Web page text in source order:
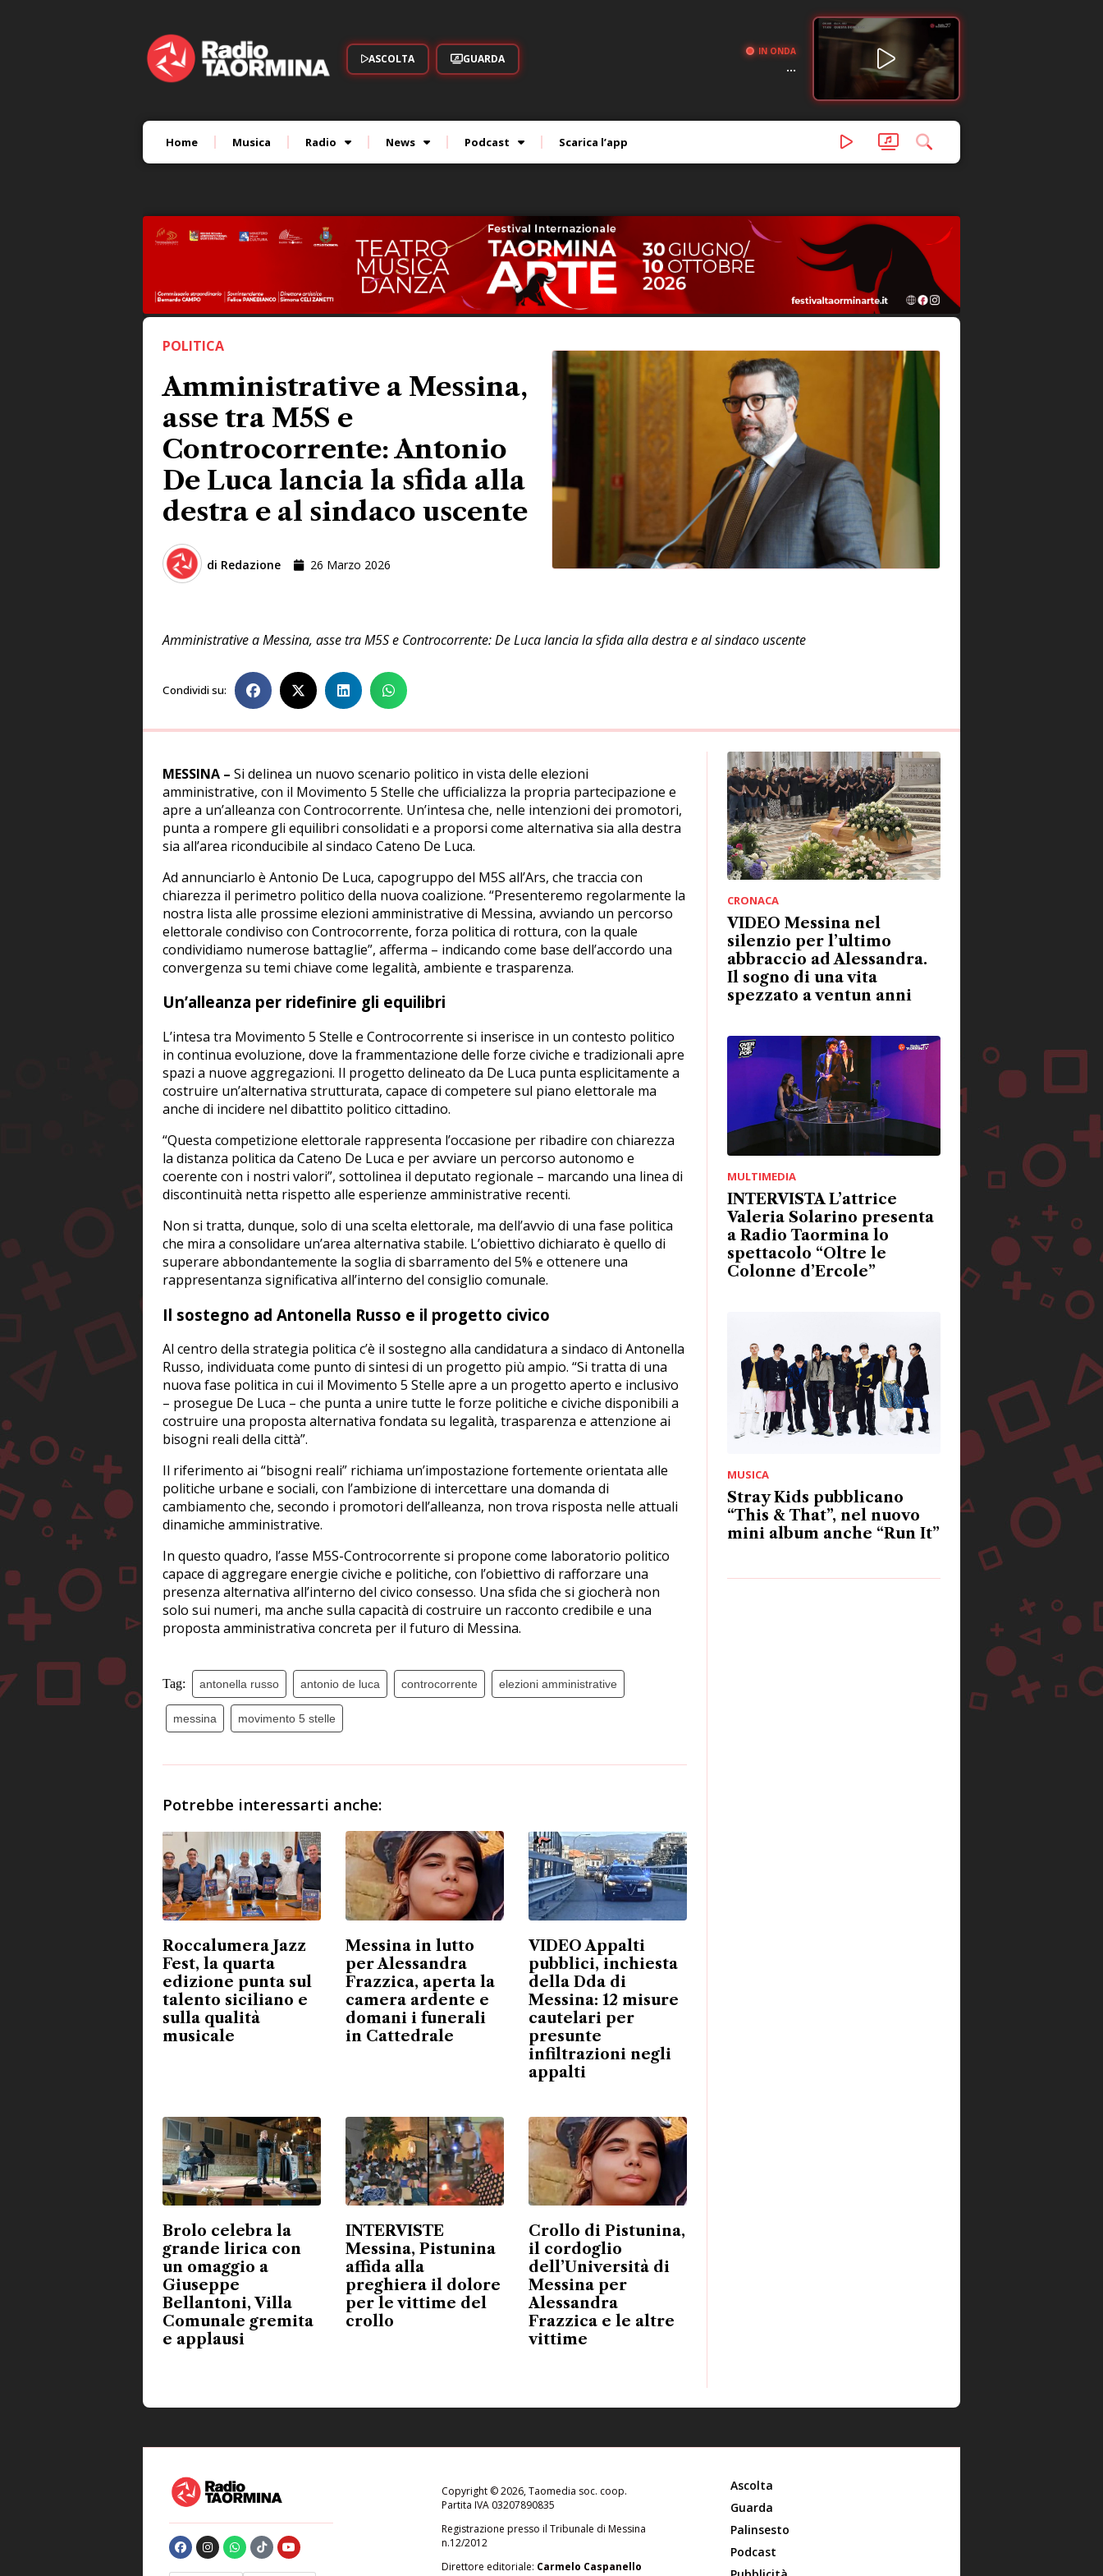
ASCOLTA GUARDA
IN ONDA
...
Home Musica Radio News Podcast Scarica l’app
POLITICA
Amministrative a Messina,
asse tra M5S e
Controcorrente: Antonio
De Luca lancia la sfida alla
destra e al sindaco uscente
di Redazione 26 Marzo 2026
Amministrative a Messina, asse tra M5S e Controcorrente: De Luca lancia la sfida alla destra e al sindaco uscente
Condividi su:
MESSINA – Si delinea un nuovo scenario politico in vista delle elezioni
amministrative, con il Movimento 5 Stelle che ufficializza la propria partecipazione e
apre a un’alleanza con Controcorrente. Un’intesa che, nelle intenzioni dei promotori,
punta a rompere gli equilibri consolidati e a proporsi come alternativa sia alla destra
sia all’area riconducibile al sindaco Cateno De Luca.
Ad annunciarlo è Antonio De Luca, capogruppo del M5S all’Ars, che traccia con
chiarezza il perimetro politico della nuova coalizione. “Presenteremo regolarmente la
nostra lista alle prossime elezioni amministrative di Messina, avviando un percorso
elettorale condiviso con Controcorrente, forza politica di rottura, con la quale
condividiamo numerose battaglie”, afferma – indicando come base dell’accordo una
convergenza su temi chiave come legalità, ambiente e trasparenza.
Un’alleanza per ridefinire gli equilibri
L’intesa tra Movimento 5 Stelle e Controcorrente si inserisce in un contesto politico
in continua evoluzione, dove la frammentazione delle forze civiche e tradizionali apre
spazi a nuove aggregazioni. Il progetto delineato da De Luca punta esplicitamente a
costruire un’alternativa strutturata, capace di competere sul piano elettorale ma
anche di incidere nel dibattito politico cittadino.
“Questa competizione elettorale rappresenta l’occasione per ribadire con chiarezza
la distanza politica da Cateno De Luca e per avviare un percorso autonomo e
coerente con i nostri valori”, sottolinea il deputato regionale – marcando una linea di
discontinuità netta rispetto alle esperienze amministrative recenti.
Non si tratta, dunque, solo di una scelta elettorale, ma dell’avvio di una fase politica
che mira a consolidare un’area alternativa stabile. L’obiettivo dichiarato è quello di
superare abbondantemente la soglia di sbarramento del 5% e ottenere una
rappresentanza significativa all’interno del consiglio comunale.
Il sostegno ad Antonella Russo e il progetto civico
Al centro della strategia politica c’è il sostegno alla candidatura a sindaco di Antonella
Russo, individuata come punto di sintesi di un progetto più ampio. “Si tratta di una
nuova fase politica in cui il Movimento 5 Stelle apre a un progetto aperto e inclusivo
– prosegue De Luca – che punta a unire tutte le forze politiche e civiche disponibili a
costruire una proposta alternativa fondata su legalità, trasparenza e attenzione ai
bisogni reali della città”.
Il riferimento ai “bisogni reali” richiama un’impostazione fortemente orientata alle
politiche urbane e sociali, con l’ambizione di intercettare una domanda di
cambiamento che, secondo i promotori dell’alleanza, non trova risposta nelle attuali
dinamiche amministrative.
In questo quadro, l’asse M5S-Controcorrente si propone come laboratorio politico
capace di aggregare energie civiche e politiche, con l’obiettivo di rafforzare una
presenza alternativa all’interno del civico consesso. Una sfida che si giocherà non
solo sui numeri, ma anche sulla capacità di costruire un racconto credibile e una
proposta amministrativa concreta per il futuro di Messina.
Tag: antonella russo antonio de luca controcorrente elezioni amministrative
messina movimento 5 stelle
Potrebbe interessarti anche:
Roccalumera Jazz
Fest, la quarta
edizione punta sul
talento siciliano e
sulla qualità
musicale
Messina in lutto
per Alessandra
Frazzica, aperta la
camera ardente e
domani i funerali
in Cattedrale
VIDEO Appalti
pubblici, inchiesta
della Dda di
Messina: 12 misure
cautelari per
presunte
infiltrazioni negli
appalti
Brolo celebra la
grande lirica con
un omaggio a
Giuseppe
Bellantoni, Villa
Comunale gremita
e applausi
INTERVISTE
Messina, Pistunina
affida alla
preghiera il dolore
per le vittime del
crollo
Crollo di Pistunina,
il cordoglio
dell’Università di
Messina per
Alessandra
Frazzica e le altre
vittime
CRONACA
VIDEO Messina nel
silenzio per l’ultimo
abbraccio ad Alessandra.
Il sogno di una vita
spezzato a ventun anni
MULTIMEDIA
INTERVISTA L’attrice
Valeria Solarino presenta
a Radio Taormina lo
spettacolo “Oltre le
Colonne d’Ercole”
MUSICA
Stray Kids pubblicano
“This & That”, nel nuovo
mini album anche “Run It”
Copyright © 2026, Taomedia soc. coop.
Partita IVA 03207890835
Registrazione presso il Tribunale di Messina
n.12/2012
Direttore editoriale: Carmelo Caspanello
Ascolta
Guarda
Palinsesto
Podcast